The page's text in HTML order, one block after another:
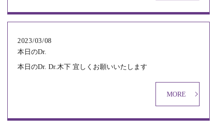
2023/03/08
本日のDr.
本日のDr. Dr.木下 宜しくお願いいたします
MORE